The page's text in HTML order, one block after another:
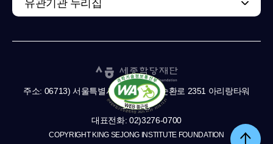
유관기관 누리집
주소: 06713) 서울특별시 서초구 남부순환로 2351 아리랑타워
11,13층
대표전화: 02)3276-0700
COPYRIGHT KING SEJONG INSTITUTE FOUNDATION